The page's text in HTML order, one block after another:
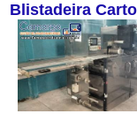
Blistadeira